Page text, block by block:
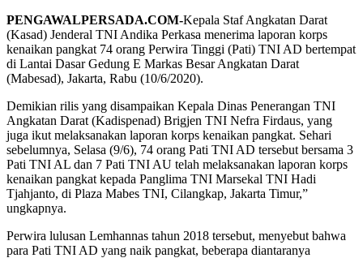
PENGAWALPERSADA.COM-Kepala Staf Angkatan Darat
(Kasad) Jenderal TNI Andika Perkasa menerima laporan korps
kenaikan pangkat 74 orang Perwira Tinggi (Pati) TNI AD bertempat
di Lantai Dasar Gedung E Markas Besar Angkatan Darat
(Mabesad), Jakarta, Rabu (10/6/2020).
Demikian rilis yang disampaikan Kepala Dinas Penerangan TNI
Angkatan Darat (Kadispenad) Brigjen TNI Nefra Firdaus, yang
juga ikut melaksanakan laporan korps kenaikan pangkat. Sehari
sebelumnya, Selasa (9/6), 74 orang Pati TNI AD tersebut bersama 3
Pati TNI AL dan 7 Pati TNI AU telah melaksanakan laporan korps
kenaikan pangkat kepada Panglima TNI Marsekal TNI Hadi
Tjahjanto, di Plaza Mabes TNI, Cilangkap, Jakarta Timur,”
ungkapnya.
Perwira lulusan Lemhannas tahun 2018 tersebut, menyebut bahwa
para Pati TNI AD yang naik pangkat, beberapa diantaranya